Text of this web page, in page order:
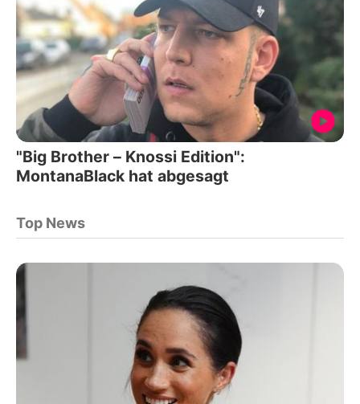
"Big Brother – Knossi Edition":
MontanaBlack hat abgesagt
Top News